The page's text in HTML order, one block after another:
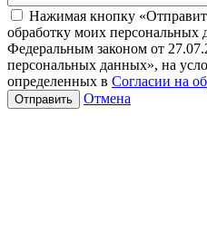
Нажимая кнопку
обработку моих персональных
Федеральным законом от
персональных данных», на
определенных в Согласии на
Отмена